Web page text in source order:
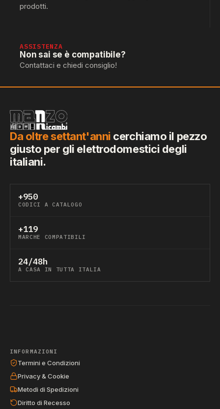
prodotti.
ASSISTENZA
Non sai se è compatibile?
Contattaci e chiedi consiglio!
Da oltre settant'anni cerchiamo il pezzo
giusto per gli elettrodomestici degli
italiani.
+950
CODICI A CATALOGO
+119
MARCHE COMPATIBILI
24/48h
A CASA IN TUTTA ITALIA
INFORMAZIONI
Termini e Condizioni
Privacy & Cookie
Metodi di Spedizioni
Diritto di Recesso